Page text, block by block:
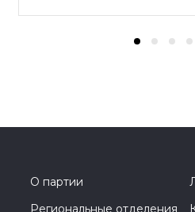
О партии
Региональные отделения